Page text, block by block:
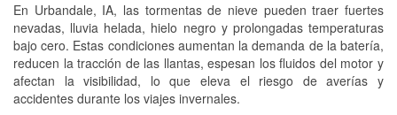
En Urbandale, IA, las tormentas de nieve pueden traer fuertes
nevadas, lluvia helada, hielo negro y prolongadas temperaturas
bajo cero. Estas condiciones aumentan la demanda de la batería,
reducen la tracción de las llantas, espesan los fluidos del motor y
afectan la visibilidad, lo que eleva el riesgo de averías y
accidentes durante los viajes invernales.
Programa de Préstamo de
Herramientas
Rectificación de tambores y discos de
freno